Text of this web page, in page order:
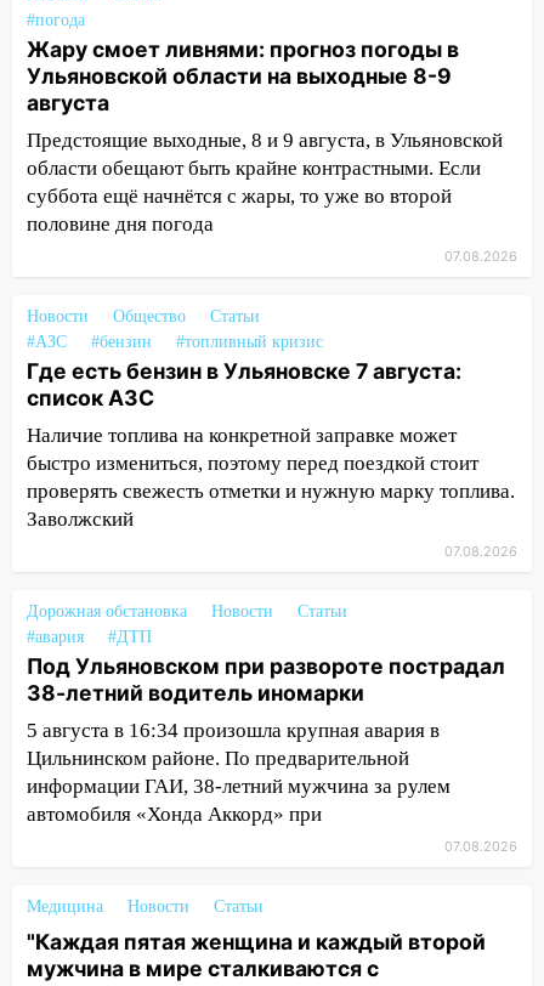
15:27
Прокуратура проверяет
капремонт школы в селе Кивать
15:08 В Кузоватово после прокурорской
проверки обновили разметку на
пешеходных переходах
14:40 На проспекте Гая в Ульяновске
запретили остановку автомобилей на
14:22
В Новом городе 8 августа пройдет
большой фестиваль «Наше время» с
мотофристайлом и концертом
«Мураками»
14:04 Жару смоет ливнями: прогноз
погоды в Ульяновской области на
выходные 8-9 августа
13:20
В Ульяновске за один день
обокрали женщину на пляже и
подростка в сквере
13:01 В Димитровграде мужчина
выбросил из машины страйкбольную
гранату: его задержали
На Ульяновскую область
надвигается сильнейшая непогода: град
12:31
Ульяновец хотел купить иномарку
из Европы и потерял 760 тысяч рублей
#погода
Жару смоет ливнями: прогноз погоды в
Ульяновской области на выходные 8-9
августа
Предстоящие выходные, 8 и 9 августа, в Ульяновской
области обещают быть крайне контрастными. Если
суббота ещё начнётся с жары, то уже во второй
половине дня погода
07.08.2026
Новости Общество
Статьи
#АЗС
#бензин #топливный кризис
Где есть бензин в Ульяновске 7 августа:
список АЗС
Наличие топлива на конкретной заправке может
быстро измениться, поэтому перед поездкой стоит
проверять свежесть отметки и нужную марку топлива.
Заволжский
07.08.2026
Дорожная обстановка Новости
Статьи
#авария
#ДТП
Под Ульяновском при развороте пострадал
38-летний водитель иномарки
5 августа в 16:34 произошла крупная авария в
Цильнинском районе. По предварительной
информации ГАИ, 38-летний мужчина за рулем
автомобиля «Хонда Аккорд» при
07.08.2026
Медицина Новости Статьи
"Каждая пятая женщина и каждый второй
мужчина в мире сталкиваются с